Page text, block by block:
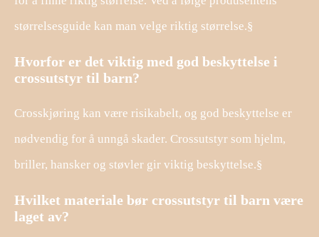
størrelsesguide kan man velge riktig størrelse.§
Hvorfor er det viktig med god beskyttelse i
crossutstyr til barn?
Crosskjøring kan være risikabelt, og god beskyttelse er
nødvendig for å unngå skader. Crossutstyr som hjelm,
briller, hansker og støvler gir viktig beskyttelse.§
Hvilket materiale bør crossutstyr til barn være
laget av?